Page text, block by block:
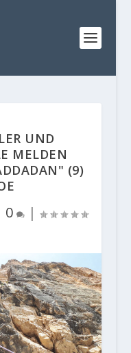
UND
MELDEN
(9)
0 |